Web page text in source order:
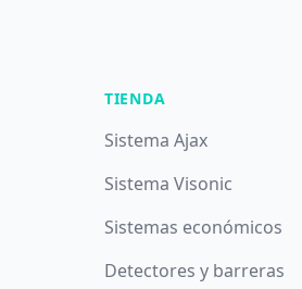
TIENDA
Sistema Ajax
Sistema Visonic
Sistemas económicos
Detectores y barreras